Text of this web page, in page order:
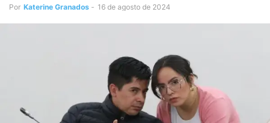
Por Katerine Granados - 16 de agosto de 2024